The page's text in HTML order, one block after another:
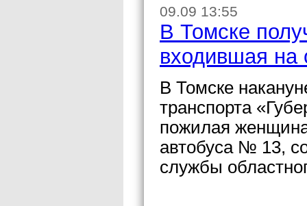
09.09 13:55
В Томске
входившая на
В Томске
транспорта
пожилая
автобуса № 13,
службы